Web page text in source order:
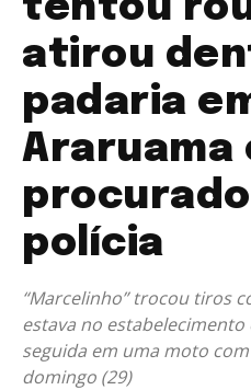
tentou
atirou
padaria
Araruama
polícia
“Marcelinho” trocou tiros
estava no
seguida em uma moto
domingo (29)